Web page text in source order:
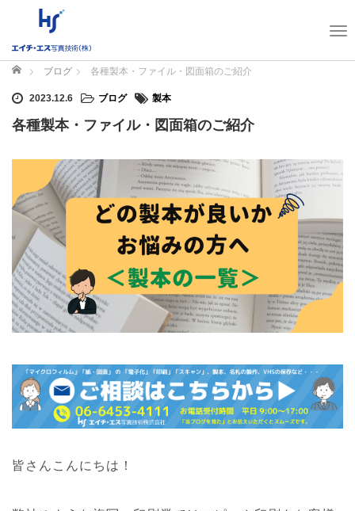
T
i
a
t
i
o
ホーム ブログ 各種製本・ファイル・図面箱のご紹介
2023.12.6 ブログ 製本
各種製本・ファイル・図面箱のご紹介
皆さんこんにちは！